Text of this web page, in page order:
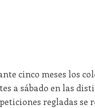
cinco meses los
a sábado en las
regladas se